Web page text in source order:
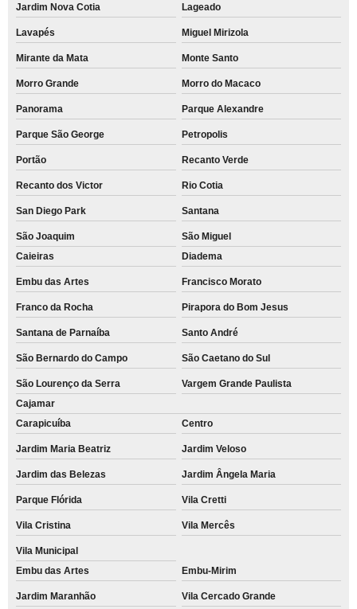
Jardim Nova Cotia Lageado
Lavapés Miguel Mirizola
Mirante da Mata Monte Santo
Morro Grande Morro do Macaco
Panorama Parque Alexandre
Parque São George Petropolis
Portão Recanto Verde
Recanto dos Victor Rio Cotia
San Diego Park Santana
São Joaquim
São Miguel
Caieiras
Diadema
Embu das Artes Francisco Morato
Franco da Rocha Pirapora do Bom Jesus
Santana de Parnaíba Santo André
São Bernardo do Campo São Caetano do Sul
São Lourenço da Serra
Vargem Grande Paulista
Cajamar
Carapicuíba
Centro
Jardim Maria Beatriz Jardim Veloso
Jardim das Belezas Jardim Ângela Maria
Parque Flórida Vila Cretti
Vila Cristina Vila Mercês
Vila Municipal
Embu das Artes
Embu-Mirim
Jardim Maranhão
Vila Cercado Grande